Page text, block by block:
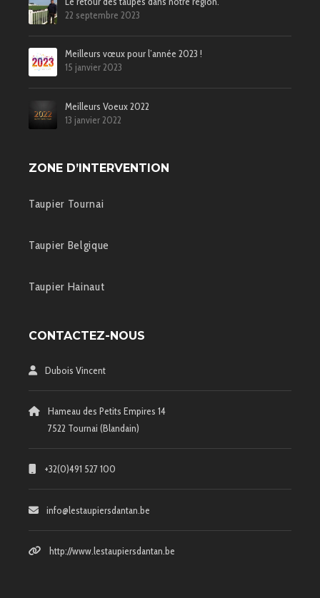
22 septembre 2023
Meilleurs vœux pour l’année 2023 !
15 janvier 2023
Meilleurs Voeux 2022
13 janvier 2022
ZONE D’INTERVENTION
Taupier Tournai
Taupier Belgique
Taupier Hainaut
CONTACTEZ-NOUS
Dubois Vincent
Hameau des Petits Empires 14
7522 Tournai (Blandain)
+32(0)491 527 100
info@lestaupiersdantan.be
http://www.lestaupiersdantan.be